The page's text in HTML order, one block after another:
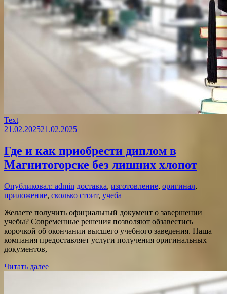
Text
21.02.202521.02.2025
Где и как приобрести диплом в
Магнитогорске без лишних хлопот
Опубликовал: admin доставка, изготовление, оригинал,
приложение, сколько стоит, учеба
Желаете получить официальный документ о завершении
учебы? Современные решения позволяют обзавестись
корочкой об окончании высшего учебного заведения. Наша
компания предоставляет услуги получения оригинальных
документов,
Читать далее